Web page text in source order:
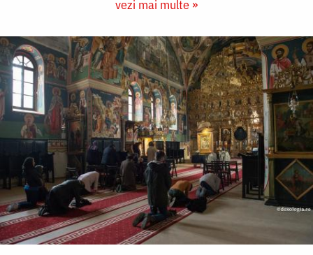
vezi mai multe »